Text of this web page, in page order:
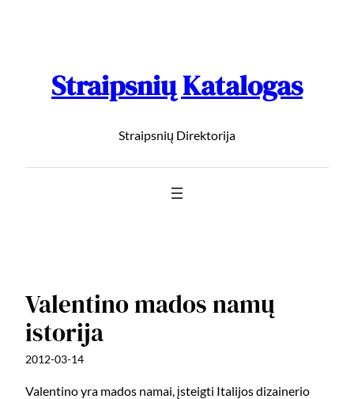
Straipsnių Katalogas
Straipsnių Direktorija
Valentino mados namų
istorija
2012-03-14
Valentino yra mados namai, įsteigti Italijos dizainerio